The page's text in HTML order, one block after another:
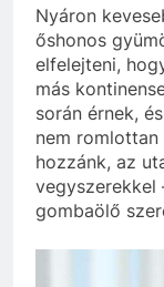
Nyáron
őshonos
elfelejteni,
más
során érnek,
nem romlottan
hozzánk, az
vegyszerekkel
gombaölő